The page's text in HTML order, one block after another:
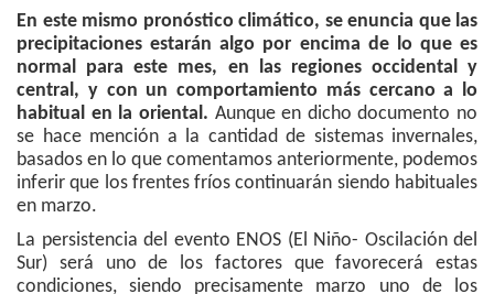
En este mismo pronóstico climático, se enuncia que las
precipitaciones estarán algo por encima de lo que es
normal para este mes, en las regiones occidental y
central, y con un comportamiento más cercano a lo
habitual en la oriental. Aunque en dicho documento no
se hace mención a la cantidad de sistemas invernales,
basados en lo que comentamos anteriormente, podemos
inferir que los frentes fríos continuarán siendo habituales
en marzo.
La persistencia del evento ENOS (El Niño- Oscilación del
Sur) será uno de los factores que favorecerá estas
condiciones, siendo precisamente marzo uno de los